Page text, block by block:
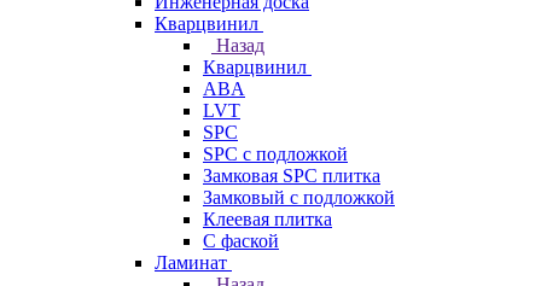
Кварцвинил
Назад
Кварцвинил
ABA
LVT
SPC
SPC с подложкой
Замковая SPC плитка
Замковый с подложкой
Клеевая плитка
С фаской
Ламинат